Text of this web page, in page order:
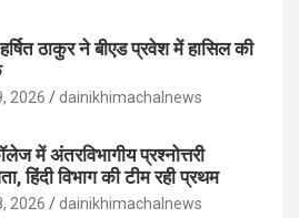
ठाकुर ने बीएड प्रवेश में हासिल की
2026 dainikhimachalnews
में अंतरविभागीय प्रश्नोत्तरी
हिंदी विभाग की टीम रही प्रथम
2026 dainikhimachalnews